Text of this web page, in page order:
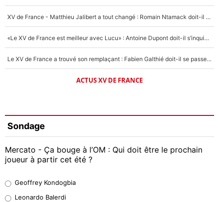
XV de France - Matthieu Jalibert a tout changé : Romain Ntamack doit-il s’inquiéter pour sa place à un an de la Coupe du monde ?
«Le XV de France est meilleur avec Lucu» : Antoine Dupont doit-il s’inquiéter pour sa place ?
Le XV de France a trouvé son remplaçant : Fabien Galthié doit-il se passer d'Antoine Dupont ?
ACTUS XV DE FRANCE
Sondage
Mercato - Ça bouge à l’OM : Qui doit être le prochain
joueur à partir cet été ?
38%
Geoffrey Kondogbia
Leonardo Balerdi